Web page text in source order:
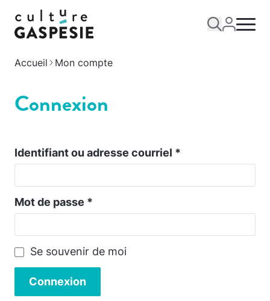
Accueil Mon compte
Connexion
Identifiant ou adresse courriel *
Mot de passe *
Se souvenir de moi
Connexion